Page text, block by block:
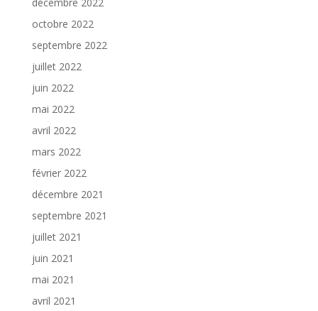
octobre 2022
septembre 2022
juillet 2022
juin 2022
mai 2022
avril 2022
mars 2022
février 2022
décembre 2021
septembre 2021
juillet 2021
juin 2021
mai 2021
avril 2021